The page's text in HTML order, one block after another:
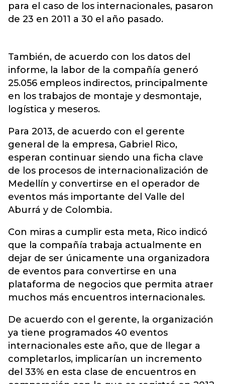
para el caso de los internacionales, pasaron
de 23 en 2011 a 30 el año pasado.
También, de acuerdo con los datos del
informe, la labor de la compañía generó
25.056 empleos indirectos, principalmente
en los trabajos de montaje y desmontaje,
logística y meseros.
Para 2013, de acuerdo con el gerente
general de la empresa, Gabriel Rico,
esperan continuar siendo una ficha clave
de los procesos de internacionalización de
Medellín y convertirse en el operador de
eventos más importante del Valle del
Aburrá y de Colombia.
Con miras a cumplir esta meta, Rico indicó
que la compañía trabaja actualmente en
dejar de ser únicamente una organizadora
de eventos para convertirse en una
plataforma de negocios que permita atraer
muchos más encuentros internacionales.
De acuerdo con el gerente, la organización
ya tiene programados 40 eventos
internacionales este año, que de llegar a
completarlos, implicarían un incremento
del 33% en esta clase de encuentros en